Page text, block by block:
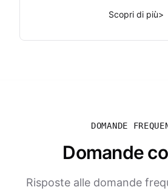
Scopri di più>
DOMANDE
Domande
Risposte alle domande